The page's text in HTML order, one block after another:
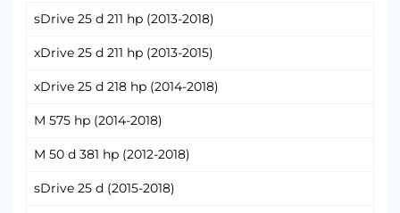
sDrive 25 d 211 hp (2013-2018)
xDrive 25 d 211 hp (2013-2015)
xDrive 25 d 218 hp (2014-2018)
M 575 hp (2014-2018)
M 50 d 381 hp (2012-2018)
sDrive 25 d (2015-2018)